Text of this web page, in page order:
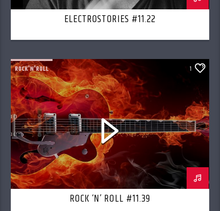
ELECTROSTORIES #11.22
ROCK'N'ROLL 1
ROCK ‘N’ ROLL #11.39